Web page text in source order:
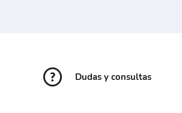
Dudas y consultas